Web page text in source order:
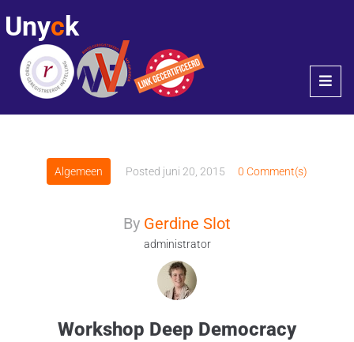
Unyck
Algemeen Posted juni 20, 2015 0 Comment(s)
By Gerdine Slot
administrator
Workshop Deep Democracy